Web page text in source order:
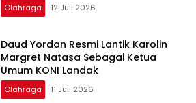
Olahraga 12 Juli 2026
Daud Yordan Resmi Lantik Karolin
Margret Natasa Sebagai Ketua
Umum KONI Landak
Olahraga 11 Juli 2026